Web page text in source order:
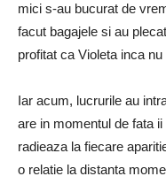
mici s-au bucurat de
facut bagajele si au
profitat ca Violeta inca
Iar acum, lucrurile au
are in momentul de fata
radieaza la fiecare
o relatie la distanta